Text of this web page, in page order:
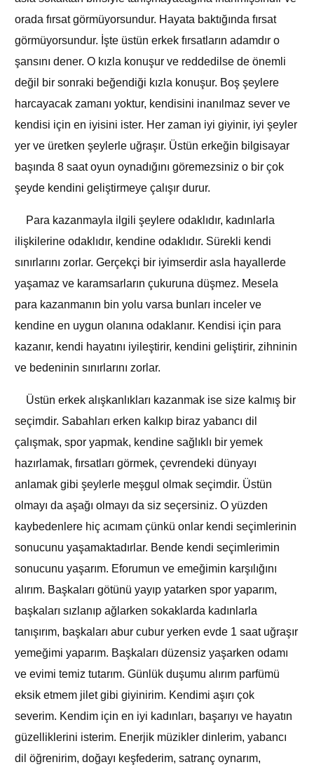
orada fırsat görmüyorsundur. Hayata baktığında fırsat
görmüyorsundur. İşte üstün erkek fırsatların adamdır o
şansını dener. O kızla konuşur ve reddedilse de önemli
değil bir sonraki beğendiği kızla konuşur. Boş şeylere
harcayacak zamanı yoktur, kendisini inanılmaz sever ve
kendisi için en iyisini ister. Her zaman iyi giyinir, iyi şeyler
yer ve üretken şeylerle uğraşır. Üstün erkeğin bilgisayar
başında 8 saat oyun oynadığını göremezsiniz o bir çok
şeyde kendini geliştirmeye çalışır durur.
Para kazanmayla ilgili şeylere odaklıdır, kadınlarla
ilişkilerine odaklıdır, kendine odaklıdır. Sürekli kendi
sınırlarını zorlar. Gerçekçi bir iyimserdir asla hayallerde
yaşamaz ve karamsarların çukuruna düşmez. Mesela
para kazanmanın bin yolu varsa bunları inceler ve
kendine en uygun olanına odaklanır. Kendisi için para
kazanır, kendi hayatını iyileştirir, kendini geliştirir, zihninin
ve bedeninin sınırlarını zorlar.
Üstün erkek alışkanlıkları kazanmak ise size kalmış bir
seçimdir. Sabahları erken kalkıp biraz yabancı dil
çalışmak, spor yapmak, kendine sağlıklı bir yemek
hazırlamak, fırsatları görmek, çevrendeki dünyayı
anlamak gibi şeylerle meşgul olmak seçimdir. Üstün
olmayı da aşağı olmayı da siz seçersiniz. O yüzden
kaybedenlere hiç acımam çünkü onlar kendi seçimlerinin
sonucunu yaşamaktadırlar. Bende kendi seçimlerimin
sonucunu yaşarım. Eforumun ve emeğimin karşılığını
alırım. Başkaları götünü yayıp yatarken spor yaparım,
başkaları sızlanıp ağlarken sokaklarda kadınlarla
tanışırım, başkaları abur cubur yerken evde 1 saat uğraşır
yemeğimi yaparım. Başkaları düzensiz yaşarken odamı
ve evimi temiz tutarım. Günlük duşumu alırım parfümü
eksik etmem jilet gibi giyinirim. Kendimi aşırı çok
severim. Kendim için en iyi kadınları, başarıyı ve hayatın
güzelliklerini isterim. Enerjik müzikler dinlerim, yabancı
dil öğrenirim, doğayı keşfederim, satranç oynarım,